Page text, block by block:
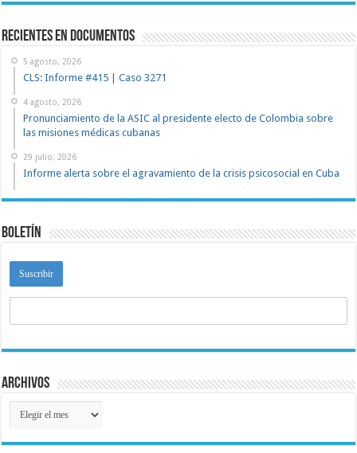
recientes en documentos
5 agosto, 2026
CLS: Informe #415 | Caso 3271
4 agosto, 2026
Pronunciamiento de la ASIC al presidente electo de Colombia sobre
las misiones médicas cubanas
29 julio, 2026
Informe alerta sobre el agravamiento de la crisis psicosocial en Cuba
Boletín
Archivos
Archivos